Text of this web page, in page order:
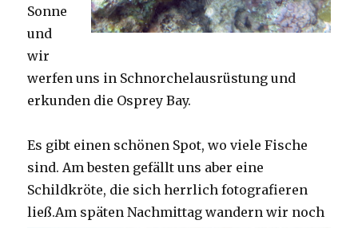
Sonne
und
wir
werfen uns in Schnorchelausrüstung und
erkunden die Osprey Bay.
Es gibt einen schönen Spot, wo viele Fische
sind. Am besten gefällt uns aber eine
Schildkröte, die sich herrlich fotografieren
ließ.Am späten Nachmittag wandern wir noch